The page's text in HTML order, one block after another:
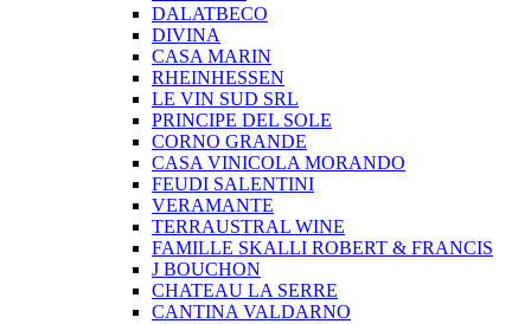
DALATBECO
DIVINA
CASA MARIN
RHEINHESSEN
LE VIN SUD SRL
PRINCIPE DEL SOLE
CORNO GRANDE
CASA VINICOLA MORANDO
FEUDI SALENTINI
VERAMANTE
TERRAUSTRAL WINE
FAMILLE SKALLI ROBERT & FRANCIS
J BOUCHON
CHATEAU LA SERRE
CANTINA VALDARNO